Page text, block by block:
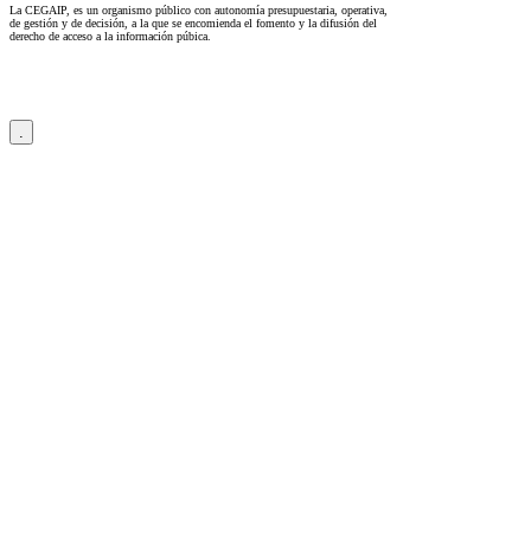
La CEGAIP, es un organismo público con autonomía presupuestaria, operativa,
de gestión y de decisión, a la que se encomienda el fomento y la difusión del
derecho de acceso a la información púbica.